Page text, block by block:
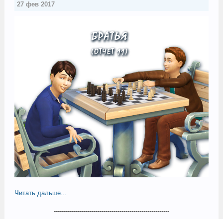
27 фев 2017
Читать дальше...
----------------------------------------------------------​